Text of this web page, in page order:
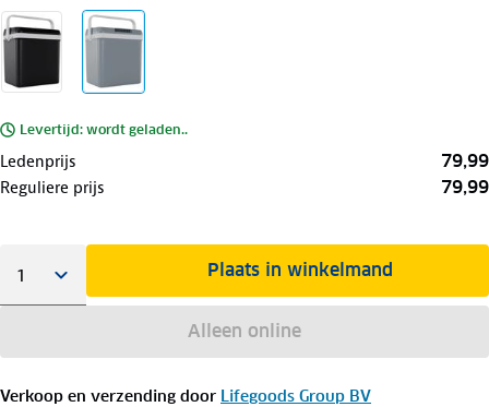
Levertijd: wordt geladen..
Ledenprijs 79,99
Reguliere prijs 79,99
Plaats in winkelmand
Alleen online
Verkoop en verzending door Lifegoods Group BV